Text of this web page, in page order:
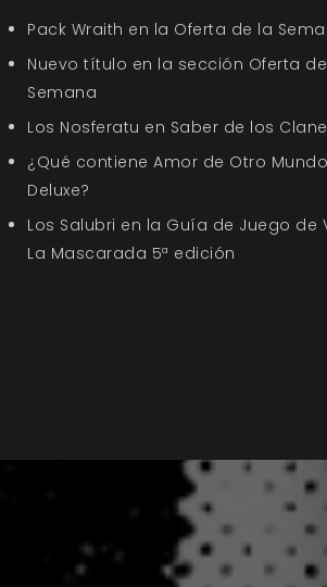
Pack Wraith en la Oferta de la
Nuevo título en la sección Oferta
Semana
Los Nosferatu en Saber de los
¿Qué contiene Amor de Otro
Deluxe?
Los Salubri en la Guía de Juego de
La Mascarada 5ª edición